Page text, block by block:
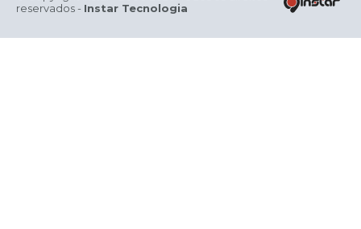
reservados - Instar Tecnologia